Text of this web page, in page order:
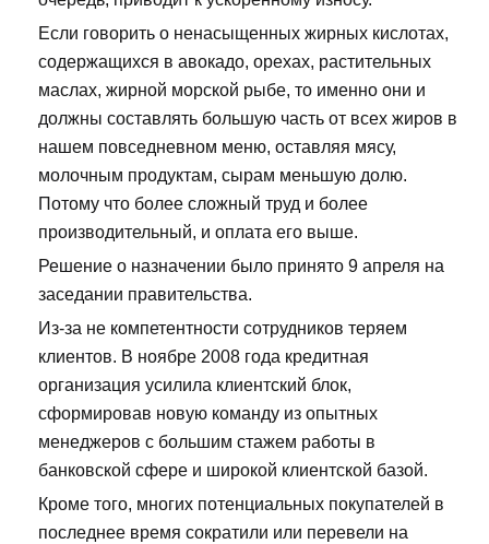
Если говорить о ненасыщенных жирных кислотах,
содержащихся в авокадо, орехах, растительных
маслах, жирной морской рыбе, то именно они и
должны составлять большую часть от всех жиров в
нашем повседневном меню, оставляя мясу,
молочным продуктам, сырам меньшую долю.
Потому что более сложный труд и более
производительный, и оплата его выше.
Решение о назначении было принято 9 апреля на
заседании правительства.
Из-за не компетентности сотрудников теряем
клиентов. В ноябре 2008 года кредитная
организация усилила клиентский блок,
сформировав новую команду из опытных
менеджеров с большим стажем работы в
банковской сфере и широкой клиентской базой.
Кроме того, многих потенциальных покупателей в
последнее время сократили или перевели на